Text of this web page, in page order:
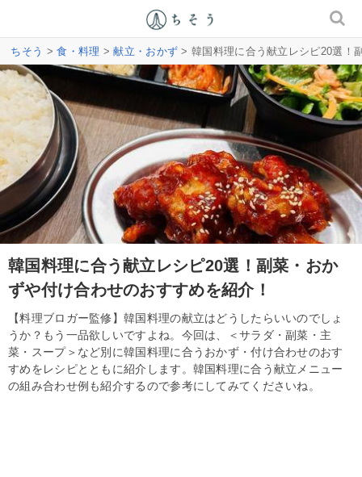
ちそう >食・料理 >献立・おかず > 韓国料理に合う献立レシピ20選！
韓国料理に合う献立レシピ20選！副菜・おか
ずや付け合わせのおすすめを紹介！
【料理ブロガー監修】韓国料理の献立はどうしたらいいのでしょ
うか？もう一品欲しいですよね。今回は、＜サラダ・副菜・主
菜・スープ＞など別に韓国料理に合うおかず・付け合わせのおす
すめをレシピとともに紹介します。韓国料理に合う献立メニュー
の組み合わせ例も紹介するので参考にしてみてくださいね。